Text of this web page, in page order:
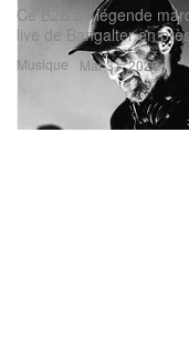
Musique
Ce B2B de légende
live de Bangalter en
Mar 31, 2026